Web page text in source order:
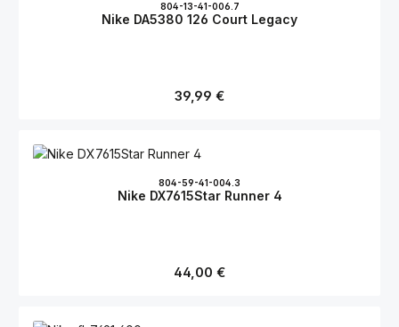
804-13-41-006.7
Nike DA5380 126 Court Legacy
Regulärer Preis:
39,99 €
804-59-41-004.3
Nike DX7615Star Runner 4
Regulärer Preis:
44,00 €